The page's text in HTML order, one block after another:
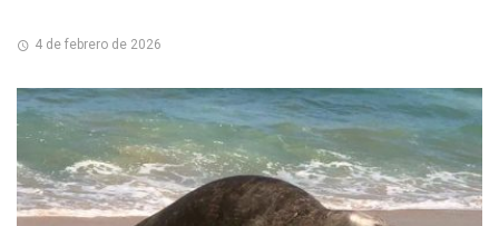
4 de febrero de 2026